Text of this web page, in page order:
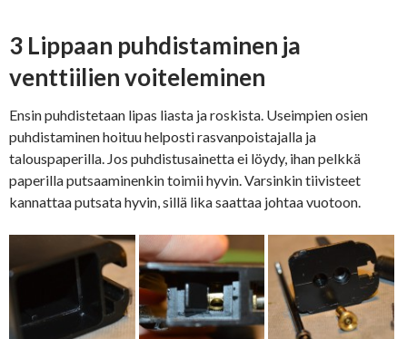
3 Lippaan puhdistaminen ja
venttiilien voiteleminen
Ensin puhdistetaan lipas liasta ja roskista. Useimpien osien
puhdistaminen hoituu helposti rasvanpoistajalla ja
talouspaperilla. Jos puhdistusainetta ei löydy, ihan pelkkä
paperilla putsaaminenkin toimii hyvin. Varsinkin tiivisteet
kannattaa putsata hyvin, sillä lika saattaa johtaa vuotoon.